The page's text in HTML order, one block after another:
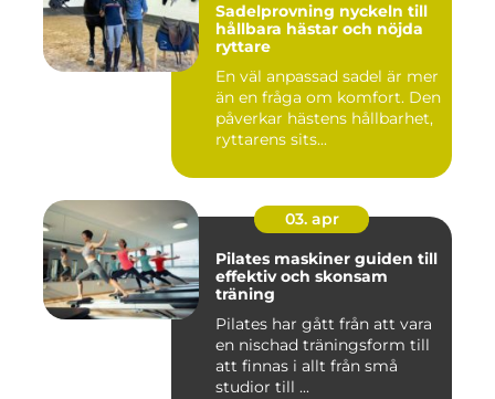
Sadelprovning nyckeln till
hållbara hästar och nöjda
ryttare
En väl anpassad sadel är mer
än en fråga om komfort. Den
påverkar hästens hållbarhet,
ryttarens sits...
03. apr
Pilates maskiner guiden till
effektiv och skonsam
träning
Pilates har gått från att vara
en nischad träningsform till
att finnas i allt från små
studior till ...